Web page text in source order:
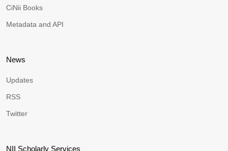
CiNii Books
Metadata and API
News
Updates
RSS
Twitter
NII Scholarly Services